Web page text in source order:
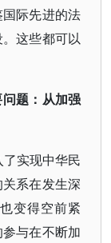
际先进的法
这些都可以
题：从加强
实现中华民
系在发生深
变得空前紧
与在不断加